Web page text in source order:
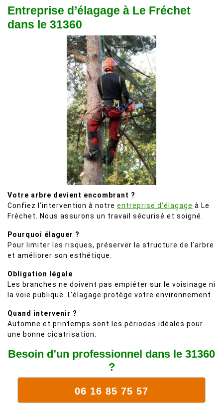
Entreprise d’élagage à Le Fréchet
dans le 31360
Votre arbre devient encombrant ?
Confiez l’intervention à notre entreprise d’élagage à Le
Fréchet. Nous assurons un travail sécurisé et soigné.
Pourquoi élaguer ?
Pour limiter les risques, préserver la structure de l’arbre
et améliorer son esthétique.
Obligation légale
Les branches ne doivent pas empiéter sur le voisinage ni
la voie publique. L’élagage protège votre environnement.
Quand intervenir ?
Automne et printemps sont les périodes idéales pour
une bonne cicatrisation.
Besoin d’un professionnel dans le 31360
?
06 16 85 75 57